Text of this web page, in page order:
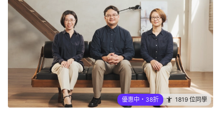
優惠中・38折 1819 位同學